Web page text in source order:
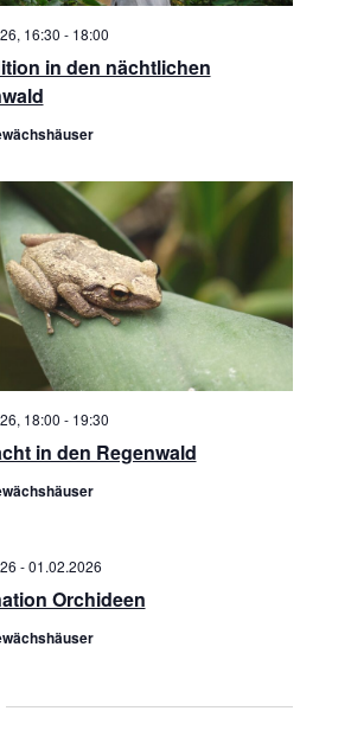
u
n
g
e
n
A
s
i
c
in den nächtlichen
16:30 - 18:00
in den Regenwald
18:00 - 19:30
Orchideen
-01.02.2026